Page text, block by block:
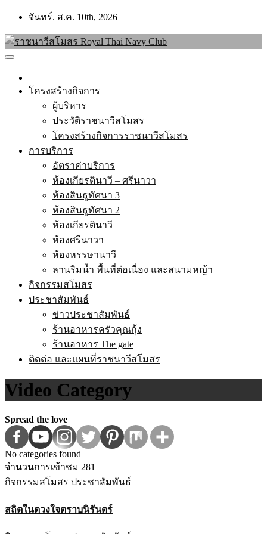
Skip
content
จันทร์. ส.ค. 10th, 2026
โครงสร้างกิจการ
ผู้บริหาร
ประวัติราชนาวีสโมสร
โครงสร้างกิจการราชนาวีสโมสร
การบริการ
อัตราค่าบริการ
ห้องเกียรตินาวี – ศรีนาวา
ห้องสินธูทัศนา 3
ห้องสินธูทัศนา 2
ห้องเกียรตินาวี
ห้องศรีนาวา
ห้องหรรษานาวี
ลานริมน้ำ พื้นที่ต่อเนื่อง และสนามหญ้า
กิจกรรมสโมสร
ประชาสัมพันธ์
ข่าวประชาสัมพันธ์
ร้านอาหารครัวคุณกุ้ง
ร้านอาหาร The gate
ติดต่อ และแผนที่ราชนาวีสโมสร
Video Category
Spread the love
No categories found
จำนวนการเข้าชม 281
กิจกรรมสโมสร ประชาสัมพันธ์
สถิตในดวงใจตราบนิรันดร์